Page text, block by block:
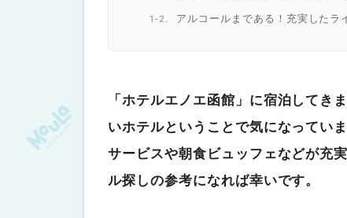
アルコールまである！充実したラ
海鮮からデザートまで充実したメ
観光にも食事にも困らない便利な立
リピートしたい大満足なホテルでし
「ホテルエノエ函館」に宿泊して
いホテルということで気になってい
サービスや朝食ビュッフェなどが充
ル探しの参考になれば幸いです。